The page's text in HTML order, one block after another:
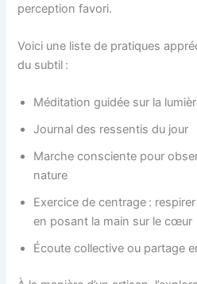
perception favori.
Voici une liste de pratiques
du subtil :
Méditation guidée sur la
Journal des ressentis du jour
Marche consciente pour
nature
Exercice de centrage :
en posant la main sur le cœur
Écoute collective ou partage